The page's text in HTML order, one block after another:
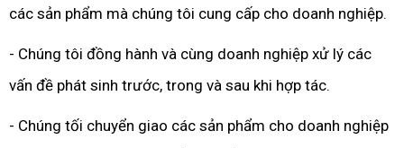
các sản phẩm mà chúng tôi cung cấp cho doanh nghiệp.
- Chúng tôi đồng hành và cùng doanh nghiệp xử lý các
vấn đề phát sinh trước, trong và sau khi hợp tác.
- Chúng tối chuyển giao các sản phẩm cho doanh nghiệp